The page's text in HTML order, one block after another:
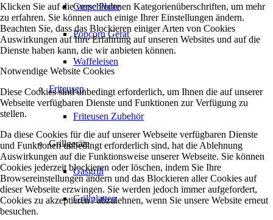
Crepe Platte
Popcorn Gerät
Waffeleisen
Friteusen
Friteusen Zubehör
Grillgeräte
Gasgrill
Grillplatten
Klicken Sie auf die verschiedenen Kategorienüberschriften, um mehr
zu erfahren. Sie können auch einige Ihrer Einstellungen ändern.
Beachten Sie, dass das Blockieren einiger Arten von Cookies
Auswirkungen auf Ihre Erfahrung auf unseren Websites und auf die
Dienste haben kann, die wir anbieten können.
Notwendige Website Cookies
Diese Cookies sind unbedingt erforderlich, um Ihnen die auf unserer
Webseite verfügbaren Dienste und Funktionen zur Verfügung zu
stellen.
Da diese Cookies für die auf unserer Webseite verfügbaren Dienste
und Funktionen unbedingt erforderlich sind, hat die Ablehnung
Auswirkungen auf die Funktionsweise unserer Webseite. Sie können
Cookies jederzeit blockieren oder löschen, indem Sie Ihre
Browsereinstellungen ändern und das Blockieren aller Cookies auf
dieser Webseite erzwingen. Sie werden jedoch immer aufgefordert,
Cookies zu akzeptieren / abzulehnen, wenn Sie unsere Website erneut
besuchen.